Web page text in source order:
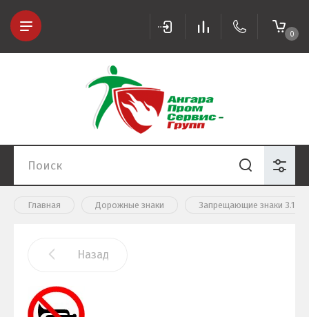
0
Главная Дорожные знаки Запрещающие знаки 3.1-
Назад